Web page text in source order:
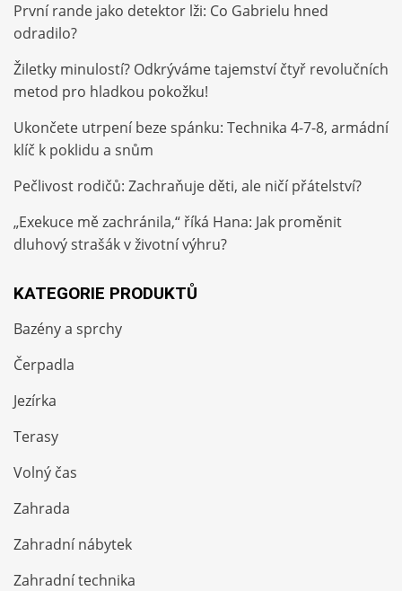
První rande jako detektor lži: Co Gabrielu hned
odradilo?
Žiletky minulostí? Odkrýváme tajemství čtyř revolučních
metod pro hladkou pokožku!
Ukončete utrpení beze spánku: Technika 4-7-8, armádní
klíč k poklidu a snům
Pečlivost rodičů: Zachraňuje děti, ale ničí přátelství?
„Exekuce mě zachránila,“ říká Hana: Jak proměnit
dluhový strašák v životní výhru?
KATEGORIE PRODUKTŮ
Bazény a sprchy
Čerpadla
Jezírka
Terasy
Volný čas
Zahrada
Zahradní nábytek
Zahradní technika